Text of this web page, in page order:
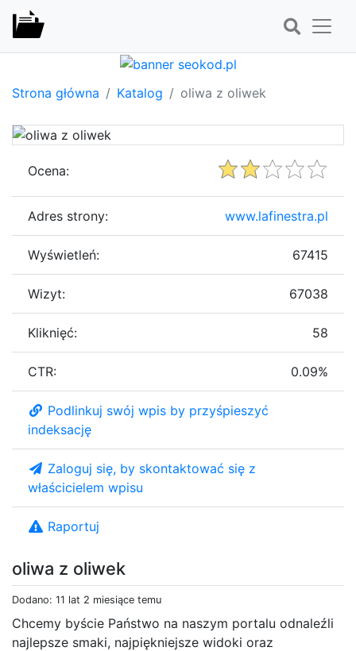
Strona główna Katalog oliwa z oliwek
oliwa z oliwek
Dodano: 11 lat 2 miesiące temu
Chcemy byście Państwo na naszym portalu odnaleźli
najlepsze smaki, najpiękniejsze widoki oraz
Ocena:
Adres strony: www.lafinestra.pl
Wyświetleń: 67415
Wizyt: 67038
Kliknięć: 58
CTR: 0.09%
Podlinkuj swój wpis by przyśpieszyć
indeksację
Zaloguj się, by skontaktować się z
właścicielem wpisu
Raportuj